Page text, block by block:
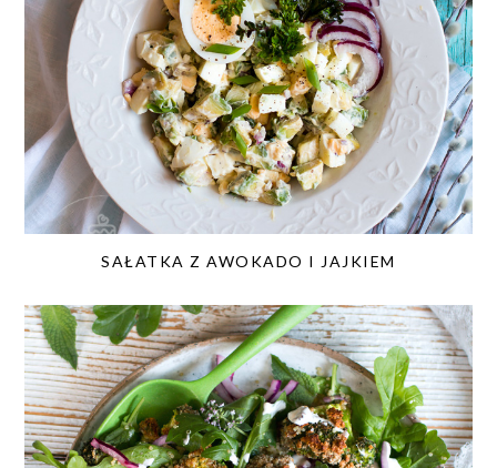
SAŁATKA Z AWOKADO I JAJKIEM